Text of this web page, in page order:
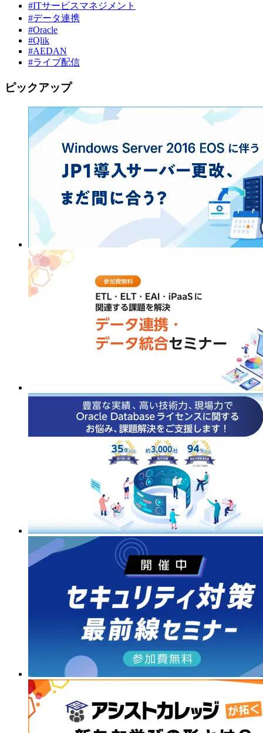
#ITサービスマネジメント
#データ連携
#Oracle
#Qlik
#AEDAN
#ライブ配信
ピックアップ